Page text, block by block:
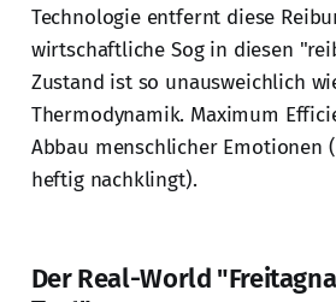
Technologie entfernt diese
wirtschaftliche Sog in diesen
Zustand ist so unausweichlich
Thermodynamik. Maximum
Abbau menschlicher Emotionen
heftig nachklingt).
Der Real-World